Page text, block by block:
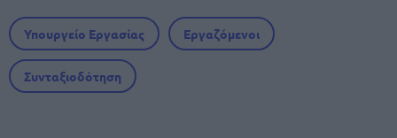
Υπουργείο Εργασίας Εργαζόμενοι
Συνταξιοδότηση